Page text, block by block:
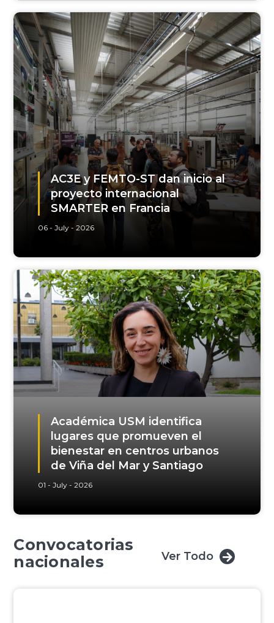
AC3E y FEMTO-ST dan inicio al
proyecto internacional
SMARTER en Francia
06 - July - 2026
Académica USM identifica
lugares que promueven el
bienestar en centros urbanos
de Viña del Mar y Santiago
01 - July - 2026
Convocatorias
nacionales
Ver Todo